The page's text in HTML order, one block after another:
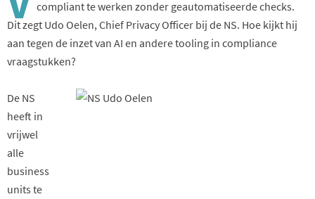
compliant te werken zonder geautomatiseerde checks.
Dit zegt Udo Oelen, Chief Privacy Officer bij de NS. Hoe kijkt hij
aan tegen de inzet van AI en andere tooling in compliance
vraagstukken?
De NS
heeft in
vrijwel
alle
business
units te